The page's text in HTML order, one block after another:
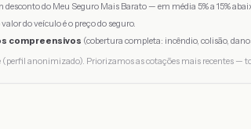
desconto do Meu Seguro Mais Barato — em média 5% a 15%
do veículo é o preço do seguro.
compreensivos (cobertura completa: incêndio, colisão,
(perfil anonimizado). Priorizamos as cotações mais recentes —